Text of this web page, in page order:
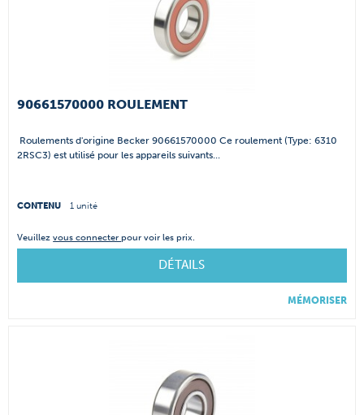
90661570000 ROULEMENT
Roulements d'origine Becker 90661570000 Ce roulement (Type: 6310
2RSC3) est utilisé pour les appareils suivants...
CONTENU 1 unité
Veuillezvous connecterpour voir les prix.
DÉTAILS
MÉMORISER